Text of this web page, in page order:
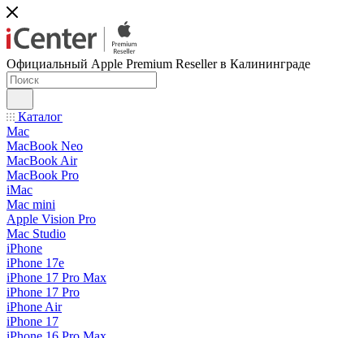
Официальный Apple Premium Reseller в Калининграде
Каталог
Mac
MacBook Neo
MacBook Air
MacBook Pro
iMac
Mac mini
Apple Vision Pro
Mac Studio
iPhone
iPhone 17e
iPhone 17 Pro Max
iPhone 17 Pro
iPhone Air
iPhone 17